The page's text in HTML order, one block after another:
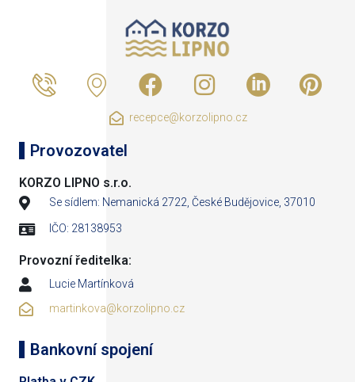
recepce@korzolipno.cz
Provozovatel
KORZO LIPNO s.r.o.
Se sídlem: Nemanická 2722, České Budějovice, 37010
IČO: 28138953
Provozní ředitelka:
Lucie Martínková
martinkova@korzolipno.cz
Bankovní spojení